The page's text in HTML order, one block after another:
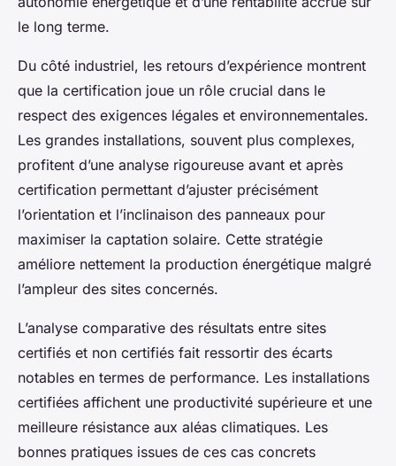
le long terme.
Du côté industriel, les retours d’expérience montrent
que la certification joue un rôle crucial dans le
respect des exigences légales et environnementales.
Les grandes installations, souvent plus complexes,
profitent d’une analyse rigoureuse avant et après
certification permettant d’ajuster précisément
l’orientation et l’inclinaison des panneaux pour
maximiser la captation solaire. Cette stratégie
améliore nettement la production énergétique malgré
l’ampleur des sites concernés.
L’analyse comparative des résultats entre sites
certifiés et non certifiés fait ressortir des écarts
notables en termes de performance. Les installations
certifiées affichent une productivité supérieure et une
meilleure résistance aux aléas climatiques. Les
bonnes pratiques issues de ces cas concrets